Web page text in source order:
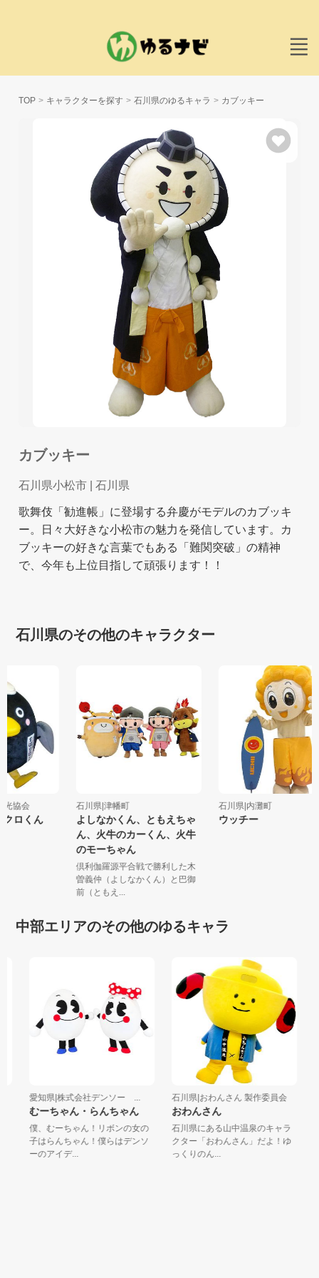
TOP キャラクターを探す 石川県のゆるキャラ カブッキー
カブッキー
石川県小松市 | 石川県
歌舞伎「勧進帳」に登場する弁慶がモデルのカブッキ
ー。日々大好きな小松市の魅力を発信しています。カ
ブッキーの好きな言葉でもある「難関突破」の精神
で、今年も上位目指して頑張ります！！
石川県のその他のキャラクター
光協会
クロくん
石川県|津幡町
よしなかくん、ともえちゃ
ん、火牛のカーくん、火牛
のモーちゃん
倶利伽羅源平合戦で勝利した木
曽義仲（よしなかくん）と巴御
前（ともえ...
石川県|内灘町
ウッチー
中部エリアのその他のゆるキャラ
愛知県|株式会社デンソー ...
むーちゃん・らんちゃん
僕、むーちゃん！リボンの女の
子はらんちゃん！僕らはデンソ
ーのアイデ...
石川県|おわんさん 製作委員会
おわんさん
石川県にある山中温泉のキャラ
クター「おわんさん」だよ！ゆ
っくりのん...